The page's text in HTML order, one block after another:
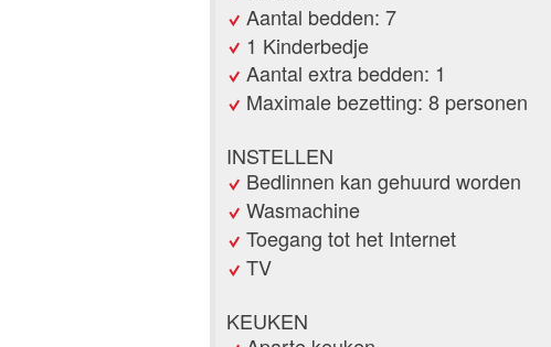
Aantal bedden: 7
1 Kinderbedje
Aantal extra bedden: 1
Maximale bezetting: 8 personen
INSTELLEN
Bedlinnen kan gehuurd worden
Wasmachine
Toegang tot het Internet
TV
KEUKEN